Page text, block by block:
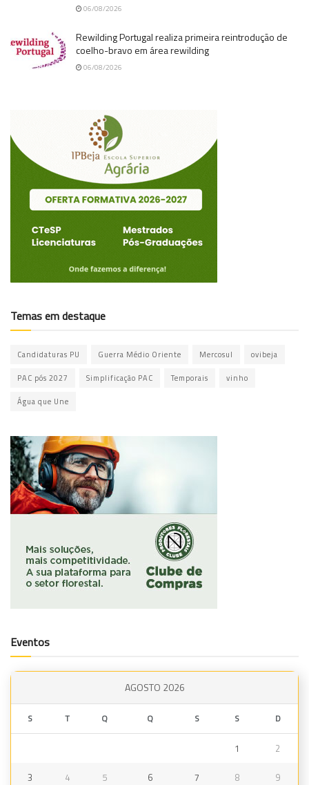
06/08/2026
Rewilding Portugal realiza primeira reintrodução de
coelho-bravo em área rewilding
06/08/2026
Temas em destaque
Candidaturas PU Guerra Médio Oriente Mercosul ovibeja
PAC pós 2027 Simplificação PAC Temporais vinho
Água que Une
Eventos
AGOSTO 2026
S T Q Q S S D
1 2
3 4 5 6 7 8 9